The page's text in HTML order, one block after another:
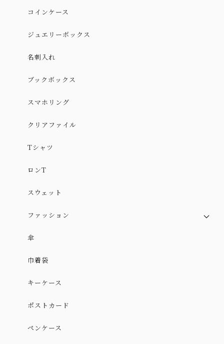
コインケース
ジュエリーボックス
名刺入れ
ブックボックス
スマホリング
クリアファイル
Tシャツ
ロンT
スウェット
ファッション
傘
巾着袋
キーケース
ポストカード
ペンケース